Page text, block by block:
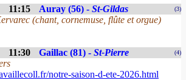
11:15 Auray (56) - St-Gildas (3)
(chant, cornemuse, flûte et orgue)
11:30 Gaillac (81) - St-Pierre (4)
notre-saison-d-ete-2026.html